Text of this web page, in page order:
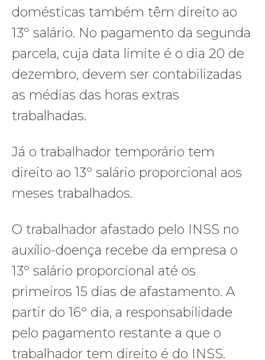
domésticas também têm direito ao
13º salário. No pagamento da segunda
parcela, cuja data limite é o dia 20 de
dezembro, devem ser contabilizadas
as médias das horas extras
trabalhadas.
Já o trabalhador temporário tem
direito ao 13º salário proporcional aos
meses trabalhados.
O trabalhador afastado pelo INSS no
auxílio-doença recebe da empresa o
13º salário proporcional até os
primeiros 15 dias de afastamento. A
partir do 16º dia, a responsabilidade
pelo pagamento restante a que o
trabalhador tem direito é do INSS.